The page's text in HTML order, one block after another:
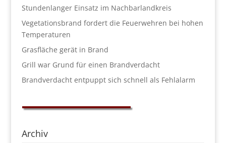
Stundenlanger Einsatz im Nachbarlandkreis
Vegetationsbrand fordert die Feuerwehren bei hohen
Temperaturen
Grasfläche gerät in Brand
Grill war Grund für einen Brandverdacht
Brandverdacht entpuppt sich schnell als Fehlalarm
Archiv